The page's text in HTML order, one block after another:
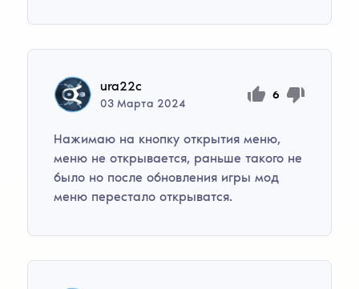
ura22c
03Марта 2024
6
Нажимаю на кнопку открытия меню,
меню не открывается, раньше такого не
было но после обновления игры мод
меню перестало открыватся.